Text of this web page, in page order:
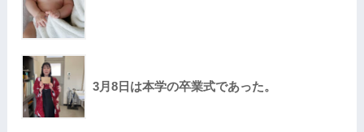
3月8日は本学の卒業式であった。